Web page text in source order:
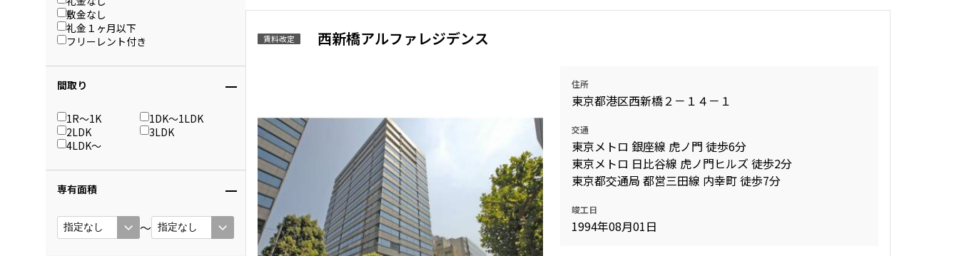
敷金なし
礼金１ヶ月以下
フリーレント付き
間取り
1R〜1K
1DK〜1LDK
2LDK
3LDK
4LDK〜
専有面積
〜
賃料改定 西新橋アルファレジデンス
住所
東京都港区西新橋２－１４－１
交通
東京メトロ 銀座線 虎ノ門 徒歩6分
東京メトロ 日比谷線 虎ノ門ヒルズ 徒歩2分
東京都交通局 都営三田線 内幸町 徒歩7分
竣工日
1994年08月01日